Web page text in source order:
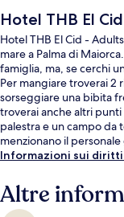
Hotel THB El
Hotel THB El Cid -
mare a Palma di
famiglia, ma, se cerchi
Per mangiare troverai
sorseggiare una bibita
troverai anche altri
palestra e un campo da
menzionano il
Informazioni sui
Altre